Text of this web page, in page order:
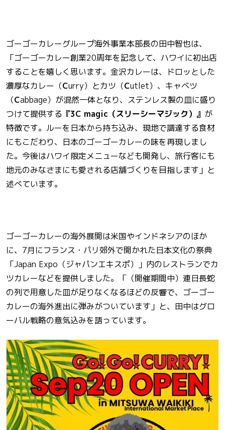
ゴーゴーカレーグループ海外事業本部長の田中智也​​は、
「ゴーゴーカレー創業20周年を記念して、ハワイに初出店​​
することを嬉しく思います。金沢カレーは、ドロッとした
濃厚なカレー（Curry）とカツ（Cutlet）、キャベツ
（Cabbage）が混然一体となり、ステンレス製の皿に盛り
つけて提供する 『3C magic（スリーシーマジック）』 が
特徴です。ルーを日本から持ち込み、現地で調達する食材
にもこだわり、日本のゴーゴーカレーの味を再現しまし
た。今後はハワイ限定メニューなども開発し、旅行客にも
地元のみなさまにも愛される店舗づくりを目指します」と
述べています。
ゴーゴーカレーの海外展開は米国やインドネシアのほか
に、7月にフランス・パリ郊外で開かれた日本文化の祭典
「Japan Expo（ジャパンエキスポ）」内のレストランでカ
ツカレーなどを提供しました。「（開催期間中）連日長蛇
の列で用意した皿が足りなくなるほどの反響で、ゴーゴー
カレーの海外進出に弾みがついています」と、田中はグロ
ーバル戦略の意気込みを語っています。